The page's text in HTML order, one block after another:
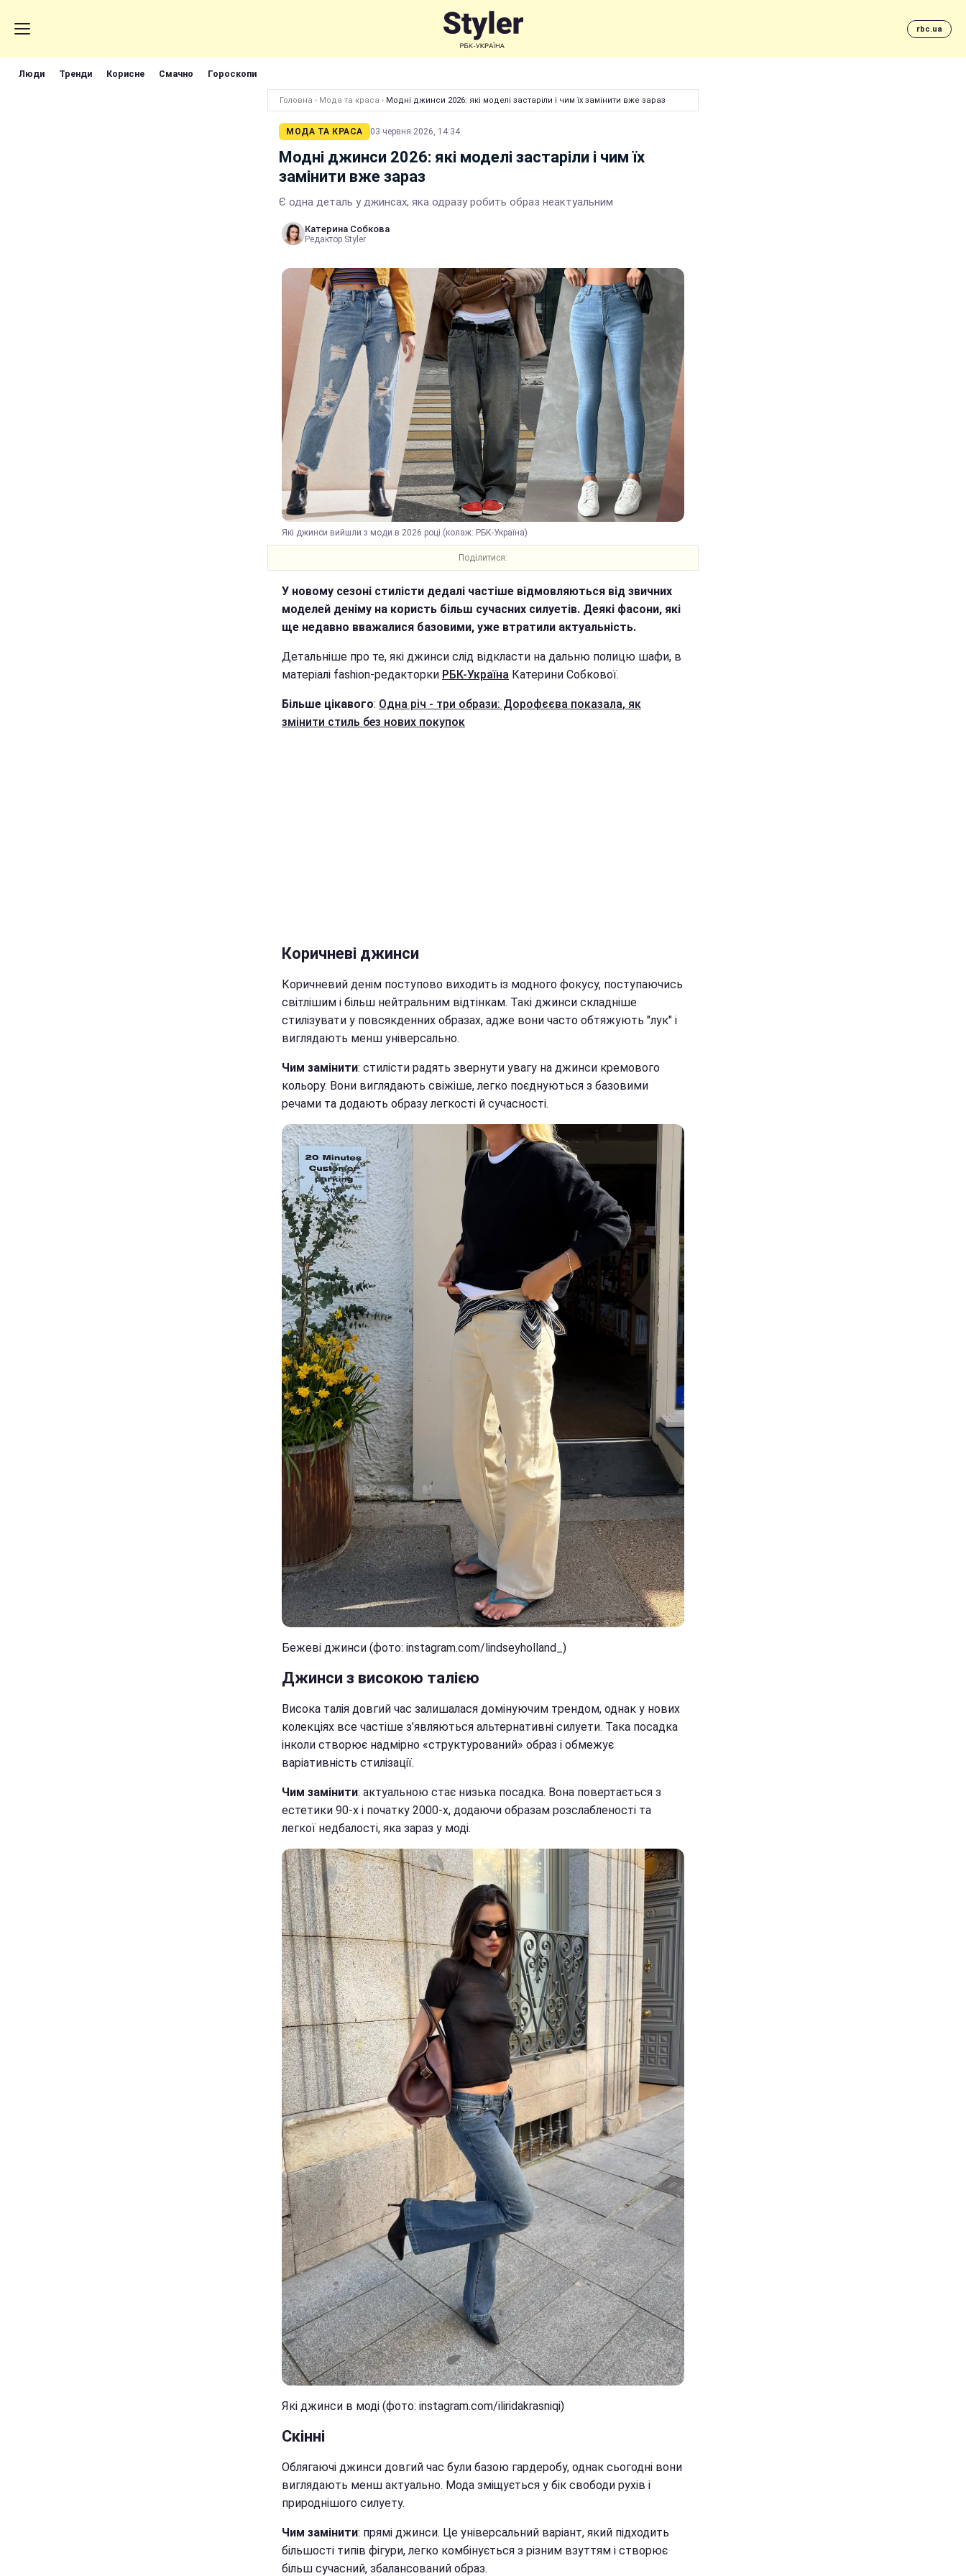
rbc.ua
Люди Тренди Корисне Смачно Гороскопи
Головна › Мода та краса › Модні джинси 2026: які моделі застаріли і чим їх замінити вже зараз
МОДА ТА КРАСА 03 червня 2026, 14:34
Модні джинси 2026: які моделі застаріли і чим їх
замінити вже зараз
Є одна деталь у джинсах, яка одразу робить образ неактуальним
Катерина Собкова
Редактор Styler
Які джинси вийшли з моди в 2026 році (колаж: РБК-Україна)
Поділитися:
У новому сезоні стилісти дедалі частіше відмовляються від звичних
моделей деніму на користь більш сучасних силуетів. Деякі фасони, які
ще недавно вважалися базовими, уже втратили актуальність.
Детальніше про те, які джинси слід відкласти на дальню полицю шафи, в
матеріалі fashion-редакторки РБК-Україна Катерини Собкової.
Більше цікавого: Одна річ - три образи: Дорофєєва показала, як
змінити стиль без нових покупок
Коричневі джинси
Коричневий денім поступово виходить із модного фокусу, поступаючись
світлішим і більш нейтральним відтінкам. Такі джинси складніше
стилізувати у повсякденних образах, адже вони часто обтяжують "лук" і
виглядають менш універсально.
Чим замінити: стилісти радять звернути увагу на джинси кремового
кольору. Вони виглядають свіжіше, легко поєднуються з базовими
речами та додають образу легкості й сучасності.
Бежеві джинси (фото: instagram.com/lindseyholland_)
Джинси з високою талією
Висока талія довгий час залишалася домінуючим трендом, однак у нових
колекціях все частіше з’являються альтернативні силуети. Така посадка
інколи створює надмірно «структурований» образ і обмежує
варіативність стилізації.
Чим замінити: актуальною стає низька посадка. Вона повертається з
естетики 90-х і початку 2000-х, додаючи образам розслабленості та
легкої недбалості, яка зараз у моді.
Які джинси в моді (фото: instagram.com/iliridakrasniqi)
Скінні
Облягаючі джинси довгий час були базою гардеробу, однак сьогодні вони
виглядають менш актуально. Мода зміщується у бік свободи рухів і
природнішого силуету.
Чим замінити: прямі джинси. Це універсальний варіант, який підходить
більшості типів фігури, легко комбінується з різним взуттям і створює
більш сучасний, збалансований образ.